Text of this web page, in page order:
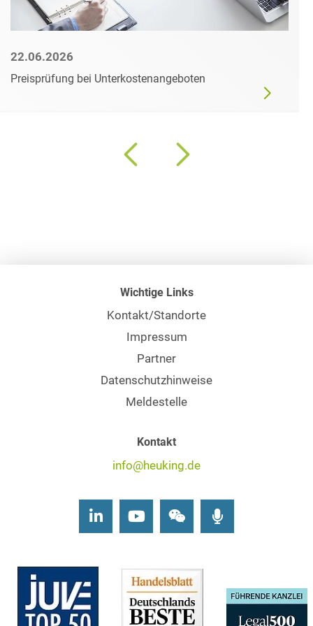
22.06.2026
Preisprüfung bei Unterkostenangeboten
Wichtige Links
Kontakt/Standorte
Impressum
Partner
Datenschutzhinweise
Meldestelle
Kontakt
info@heuking.de
LinkedInYoutubeWechat